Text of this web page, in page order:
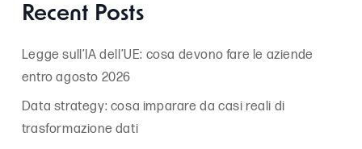
Recent Posts
Legge sull’IA dell’UE: cosa devono fare le aziende
entro agosto 2026
Data strategy: cosa imparare da casi reali di
trasformazione dati